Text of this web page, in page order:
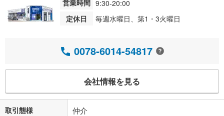
営業時間 9:30-20:00
定休日
毎週水曜日、第1・3火曜日
0078-6014-54817
会社情報を見る
取引態様 仲介